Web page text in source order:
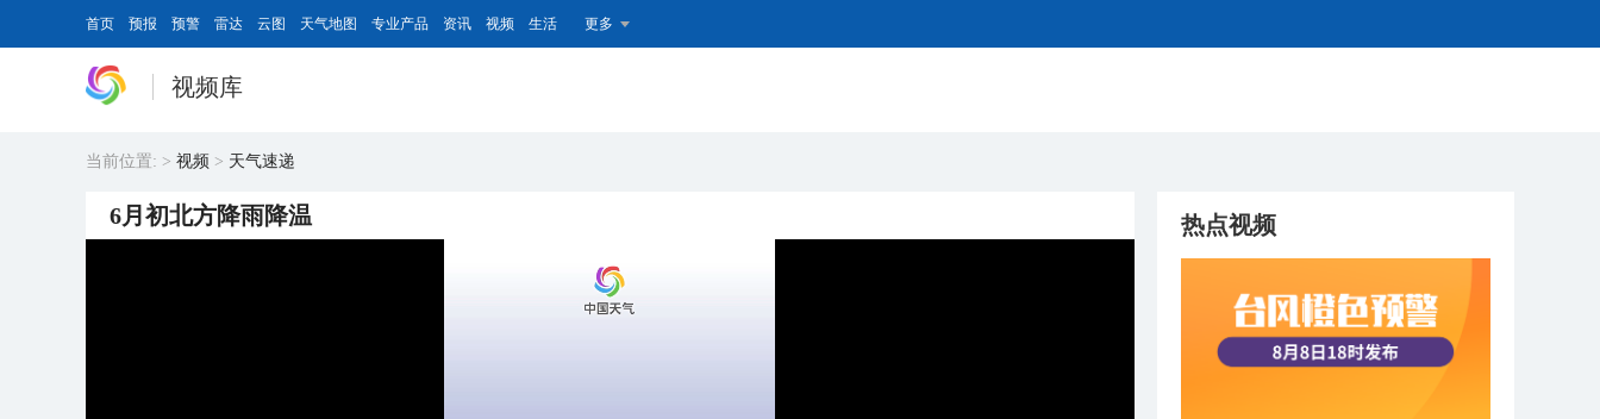
首页 预报 预警 雷达 云图 天气地图 专业产品 资讯 视频 生活 更多
视频库
当前位置: > 视频 > 天气速递
6月初北方降雨降温 热点视频